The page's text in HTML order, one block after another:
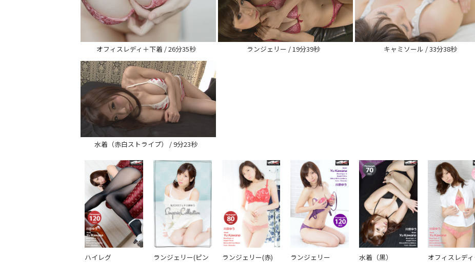
オフィスレディ＋下着 / 26分35秒 ランジェリー / 19分39秒 キャミソール / 33分38秒
水着（赤白ストライプ） / 9分23秒
ハイレグ
ランジェリー(ピン
ランジェリー(赤) ランジェリー 水着（黒）
オフィスレディ